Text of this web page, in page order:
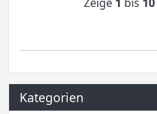
Kategorien